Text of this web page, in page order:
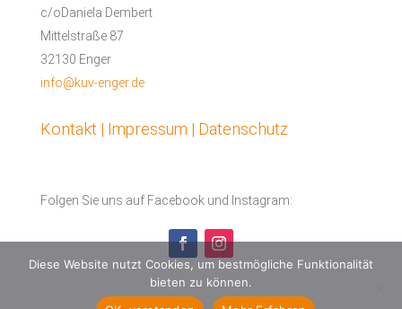
c/oDaniela Dembert
Mittelstraße 87
32130 Enger
info@kuv-enger.de
Kontakt | Impressum | Datenschutz
Folgen Sie uns auf Facebook und Instagram:
Diese Website nutzt Cookies, um bestmögliche Funktionalität
bieten zu können.